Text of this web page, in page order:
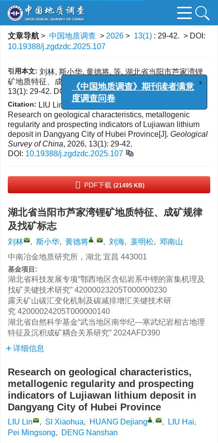
文章导航 > 中国地质调查 > 2026 > 13(1) : 29-42. > DOI:
10.19388/j.zgdzdc.2025.107
引用本文: 刘林, 斯小华, 黄德将, 等. 湖北省当阳市芦家湾锂
矿地质特征、成矿规律及找矿标志[J]. 中国地质调查, 2026,
13(1): 29-42. DOI: 10.19388/j.zgdzdc.2025.107
Citation: LIU Lin, SI Xiaohua, HUANG Dejiang, et al.
Research on geological characteristics, metallogenic
regularity and prospecting indicators of Lujiawan lithium
deposit in Dangyang City of Hubei Province[J]. Geological
Survey of China, 2026, 13(1): 29-42.
DOI: 10.19388/j.zgdzdc.2025.107
PDF下载 (21495 KB)
湖北省当阳市芦家湾锂矿地质特征、成矿规律
及找矿标志
刘林 , 斯小华, 黄德将 , , 刘海, 裴明松, 邓南山
中南冶金地质研究所，湖北 宜昌 443001
基金项目:
湖北省科技发展专项“鄂西地区含铝岩系中锂的富集机理及
找矿关键技术研究” 42000023205T000000230
露天矿山碳汇变化机制及碳减排增汇关键技术研
究 42000024205T000000140
湖北省自然科学基金“武当地区南华纪—寒武纪岩相古地理
特征及沉积成矿耦合关系研究” 2024AFD390
详细信息
Research on geological characteristics,
metallogenic regularity and prospecting
indicators of Lujiawan lithium deposit in
Dangyang City of Hubei Province
LIU Lin , SI Xiaohua, HUANG Dejiang , , LIU Hai,
Pei Mingsong,
DENG Nanshan
《中国地质调查》期刊读者满意
度调查问卷